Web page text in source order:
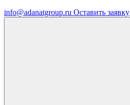
info@adanatgroup.ru Оставить заявку